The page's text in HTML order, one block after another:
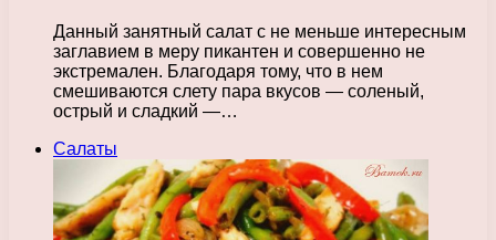
Данный занятный салат с не меньше интересным
заглавием в меру пикантен и совершенно не
экстремален. Благодаря тому, что в нем
смешиваются слету пара вкусов — соленый,
острый и сладкий —…
Салаты